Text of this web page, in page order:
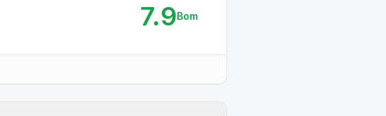
7.9Bom